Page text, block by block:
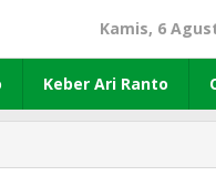
Kamis, 6
Keber Ari Ranto